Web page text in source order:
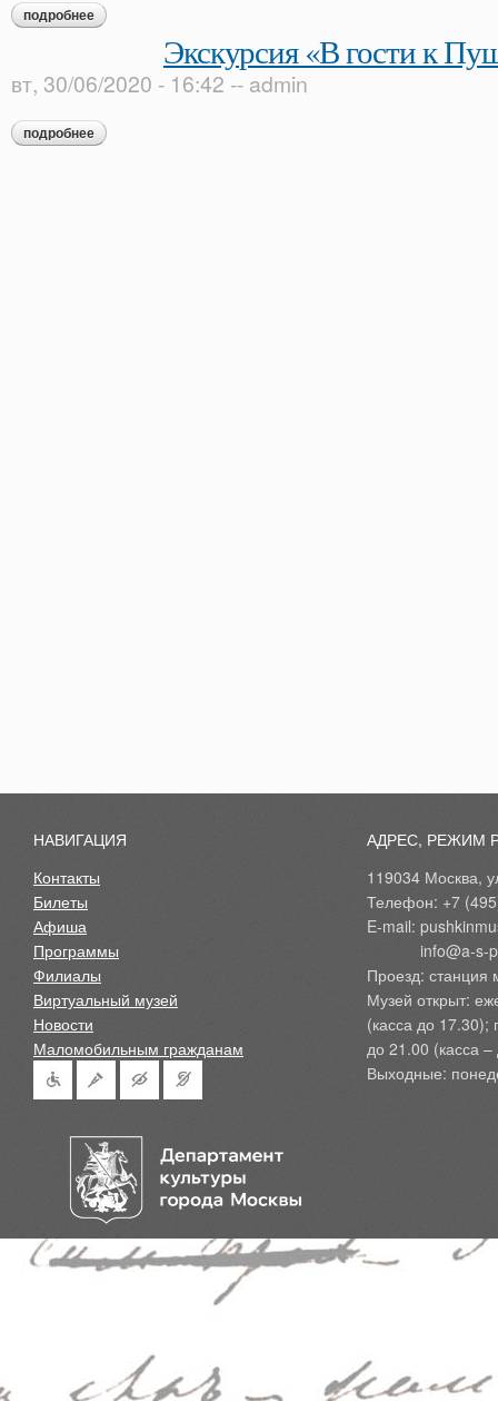
подробнее о обзорная экскурсия по экспозиции дома-музея и. с.
Экскурсия «В гости к
вт, 30/06/2020 - 16:42 -- admin
подробнее о экскурсия «в гости к пушкину»
НАВИГАЦИЯ
Контакты
Билеты
Афиша
Программы
Филиалы
Виртуальный музей
Новости
Маломобильным гражданам
АДРЕС, РЕЖИМ
119034 Москва,
Телефон: +7
E-mail:
Проезд: станция
Музей открыт:
(касса до 17.30);
до 21.00 (касса
Выходные: